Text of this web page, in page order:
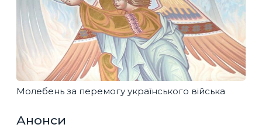
Молебень за перемогу українського війська
Анонси